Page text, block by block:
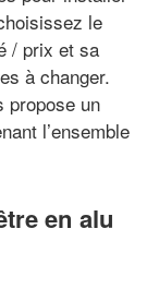
le
/ prix et sa
à changer.
propose un
l’ensemble
en alu